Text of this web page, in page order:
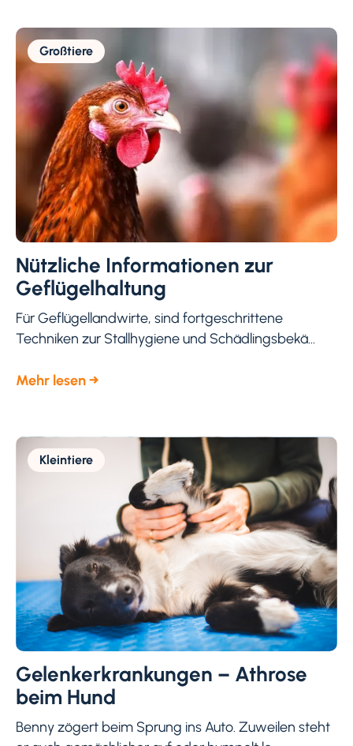
Großtiere
Nützliche Informationen zur
Geflügelhaltung
Für Geflügellandwirte, sind fortgeschrittene
Techniken zur Stallhygiene und Schädlingsbekä...
Mehr lesen →
Kleintiere
Gelenkerkrankungen – Athrose
beim Hund
Benny zögert beim Sprung ins Auto. Zuweilen steht